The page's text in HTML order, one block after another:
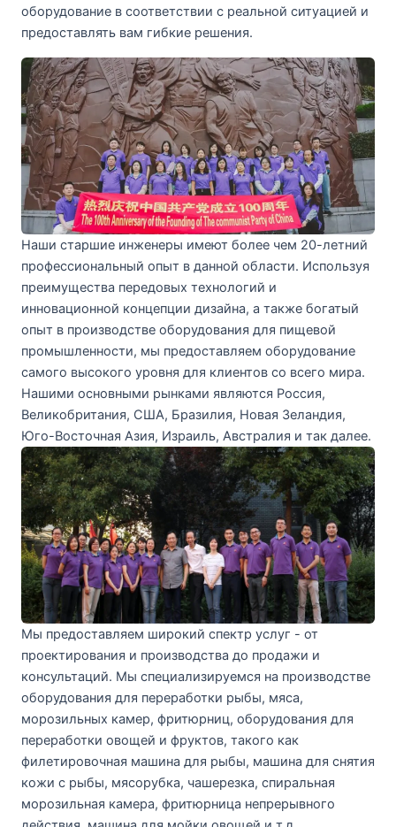
оборудование в соответствии с реальной ситуацией и
предоставлять вам гибкие решения.
Наши старшие инженеры имеют более чем 20-летний
профессиональный опыт в данной области. Используя
преимущества передовых технологий и
инновационной концепции дизайна, а также богатый
опыт в производстве оборудования для пищевой
промышленности, мы предоставляем оборудование
самого высокого уровня для клиентов со всего мира.
Нашими основными рынками являются Россия,
Великобритания, США, Бразилия, Новая Зеландия,
Юго-Восточная Азия, Израиль, Австралия и так далее.
Мы предоставляем широкий спектр услуг - от
проектирования и производства до продажи и
консультаций. Мы специализируемся на производстве
оборудования для переработки рыбы, мяса,
морозильных камер, фритюрниц, оборудования для
переработки овощей и фруктов, такого как
филетировочная машина для рыбы, машина для снятия
кожи с рыбы, мясорубка, чашерезка, спиральная
морозильная камера, фритюрница непрерывного